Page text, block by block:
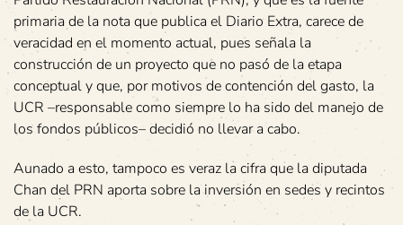
primaria de la nota que publica el Diario Extra, carece de
veracidad en el momento actual, pues señala la
construcción de un proyecto que no pasó de la etapa
conceptual y que, por motivos de contención del gasto, la
UCR –responsable como siempre lo ha sido del manejo de
los fondos públicos– decidió no llevar a cabo.
Aunado a esto, tampoco es veraz la cifra que la diputada
Chan del PRN aporta sobre la inversión en sedes y recintos
de la UCR.